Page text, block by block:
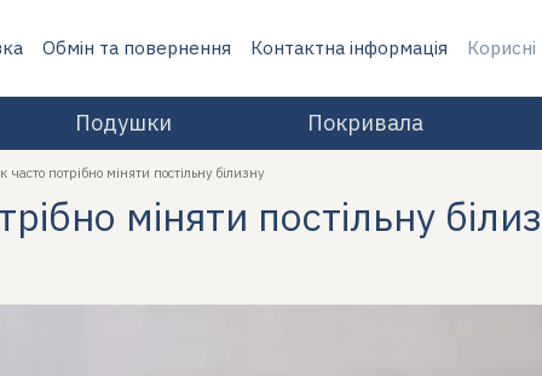
Обмін та повернення Контактна інформація
Подушки Покривала
часто потрібно міняти постільну білизну
міняти постільну